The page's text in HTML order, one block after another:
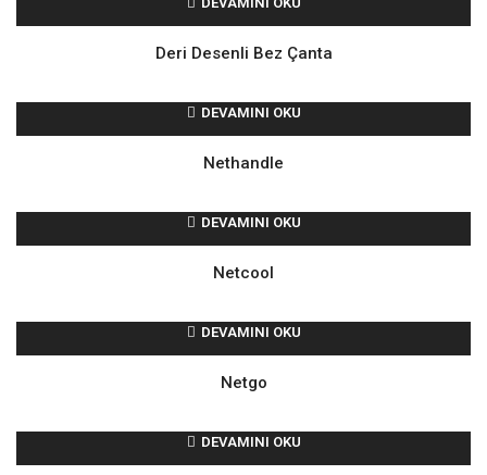
Deri Desenli Bez Çanta
DEVAMINI OKU
Nethandle
DEVAMINI OKU
Netcool
DEVAMINI OKU
Netgo
DEVAMINI OKU